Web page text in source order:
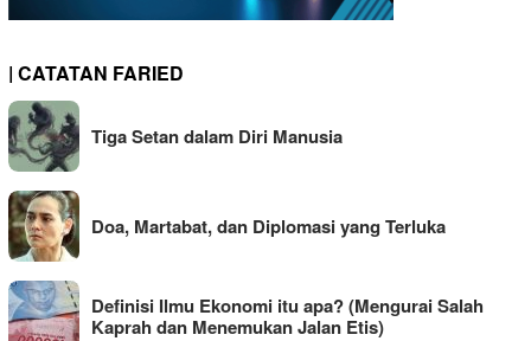
| CATATAN FARIED
Tiga Setan dalam Diri Manusia
Doa, Martabat, dan Diplomasi yang Terluka
Definisi Ilmu Ekonomi itu apa? (Mengurai Salah
Kaprah dan Menemukan Jalan Etis)